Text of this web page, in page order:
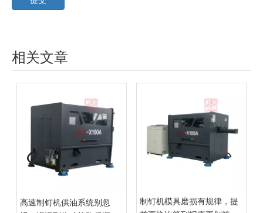
相关文章
高速制钉机供油系统别忽
制钉机模具磨损有规律，提